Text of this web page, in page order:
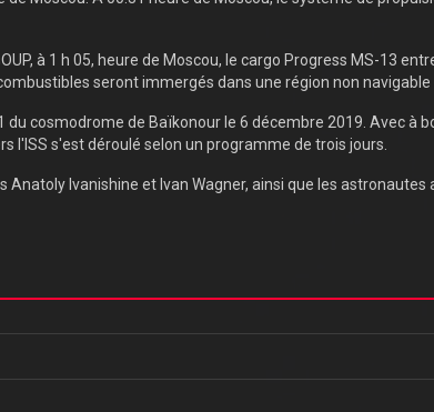
à 1 h 05, heure de Moscou, le cargo Progress MS-13
seront immergés dans une région non
cosmodrome de Baïkonour le 6 décembre 2019. Avec à
l'ISS s'est déroulé selon un programme de trois jours.
Ivanishine et Ivan Wagner, ainsi que les